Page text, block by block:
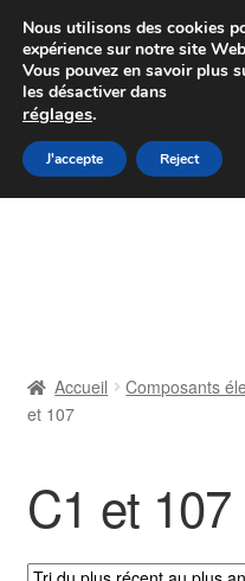
Colissimo
Du lundi au
Aller
à
Aller
au
Contact
Livraison
Accueil Composants
et 107
C1 et 107
Nous utilisons des cookies
expérience sur notre site
Vous pouvez en savoir plus
les désactiver dans
réglages.
J'accepte Reject